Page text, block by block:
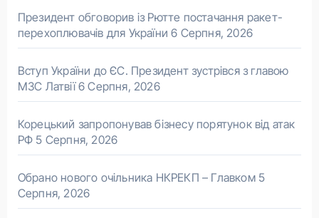
Президент обговорив із Рютте постачання ракет-
перехоплювачів для України 6 Серпня, 2026
Вступ України до ЄС. Президент зустрівся з главою
МЗС Латвії 6 Серпня, 2026
Корецький запропонував бізнесу порятунок від атак
РФ 5 Серпня, 2026
Обрано нового очільника НКРЕКП – Главком 5
Серпня, 2026